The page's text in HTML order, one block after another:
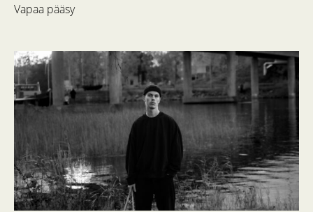
Vapaa pääsy